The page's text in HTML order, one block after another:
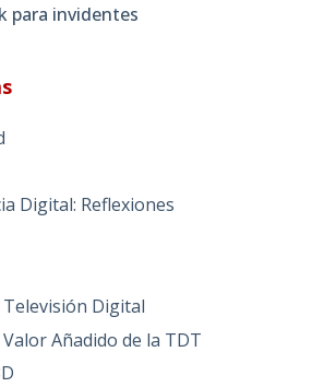
para invidentes
Digital: Reflexiones
Digital
Añadido de la TDT